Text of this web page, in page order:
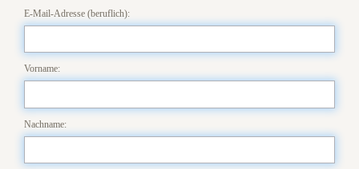
E-Mail-Adresse (beruflich):
Vorname:
Nachname: